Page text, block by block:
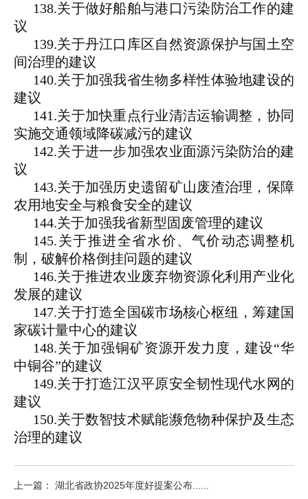
138.关于做好船舶与港口污染防治工作的建
议
139.关于丹江口库区自然资源保护与国土空
间治理的建议
140.关于加强我省生物多样性体验地建设的
建议
141.关于加快重点行业清洁运输调整，协同
实施交通领域降碳减污的建议
142.关于进一步加强农业面源污染防治的建
议
143.关于加强历史遗留矿山废渣治理，保障
农用地安全与粮食安全的建议
144.关于加强我省新型固废管理的建议
145.关于推进全省水价、气价动态调整机
制，破解价格倒挂问题的建议
146.关于推进农业废弃物资源化利用产业化
发展的建议
147.关于打造全国碳市场核心枢纽，筹建国
家碳计量中心的建议
148.关于加强铜矿资源开发力度，建设“华
中铜谷”的建议
149.关于打造江汉平原安全韧性现代水网的
建议
150.关于数智技术赋能濒危物种保护及生态
治理的建议
上一篇： 湖北省政协2025年度好提案公布......